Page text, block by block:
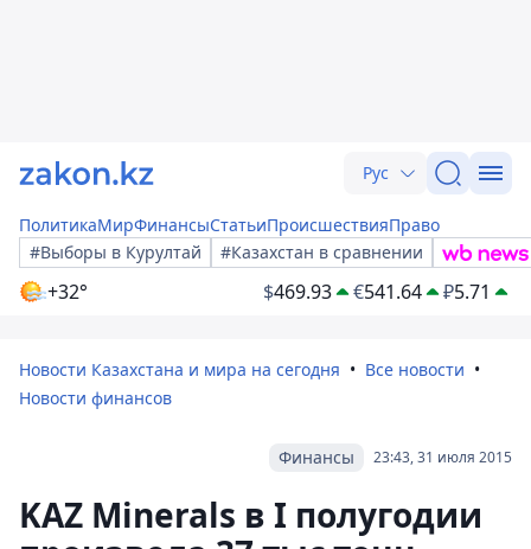
Рус
ПолитикаМирФинансыСтатьиПроисшествияПраво
#Выборы в Курултай
#Казахстан в сравнении
+32° $469.93 €541.64 ₽5.71
Новости Казахстана и мира на сегодня
Все новости
Новости финансов
23:43, 31 июля 2015
Финансы
KAZ Minerals в I полугодии